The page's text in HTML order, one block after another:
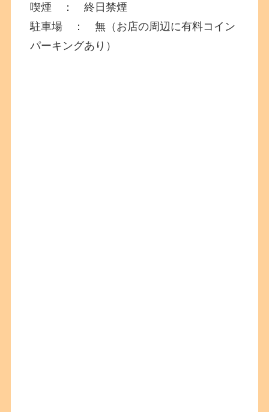
喫煙 ： 終日禁煙
駐車場 ： 無（お店の周辺に有料コイン
パーキングあり）